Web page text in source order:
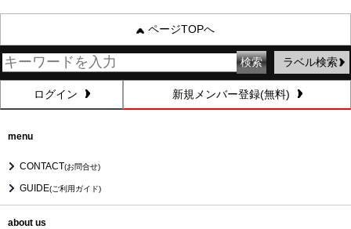
ページTOPへ
ラベル検索
ログイン 新規メンバー登録(無料)
menu
CONTACT(お問合せ)
GUIDE(ご利用ガイド)
about us